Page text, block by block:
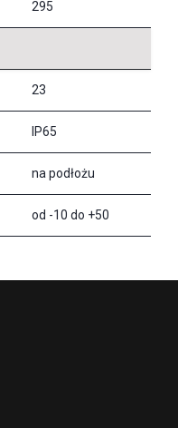
295
23
IP65
na podłożu
od -10 do +50